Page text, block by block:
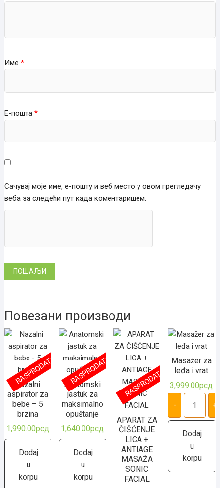
Име *
Е-пошта *
Сачувај моје име, е-пошту и веб место у овом прегледачу
веба за следећи пут када коментаришем.
Повезани производи
Nazalni
aspirator za
bebe – 5
brzina
1,990.00рсд
Dodaj
u
korpu
RASPRODATO
Anatomski
jastuk za
maksimalno
opuštanje
1,640.00рсд
Dodaj
u
korpu
RASPRODATO
APARAT ZA
ČIŠĆENJE
LICA +
ANTIAGE
MASAŽA
SONIC
FACIAL
RASPRODATO
Masažer za
leđa i vrat
3,999.00рсд
-
Masažer
leđa
i
количина
+
Dodaj
u
korpu